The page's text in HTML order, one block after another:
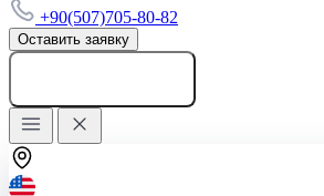
+90(507)705-80-82
Оставить заявку